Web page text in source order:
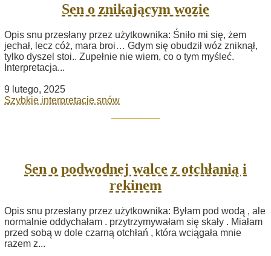
Sen o znikającym wozie
Opis snu przesłany przez użytkownika: Śniło mi się, żem
jechał, lecz cóż, mara broi… Gdym się obudził wóz zniknął,
tylko dyszel stoi.. Zupełnie nie wiem, co o tym myśleć.
Interpretacja...
9 lutego, 2025
Szybkie interpretacje snów
Sen o podwodnej walce z otchłanią i
rekinem
Opis snu przesłany przez użytkownika: Byłam pod wodą , ale
normalnie oddychałam . przytrzymywałam się skały . Miałam
przed sobą w dole czarną otchłań , która wciągała mnie
razem z...